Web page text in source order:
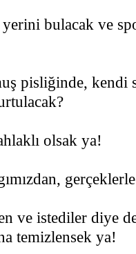
bulacak ve
pisliğinde, kendi
olsak ya!
ve istediler diye
temizlensek ya!